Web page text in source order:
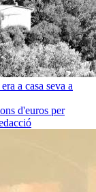
a casa seva a
d'euros per